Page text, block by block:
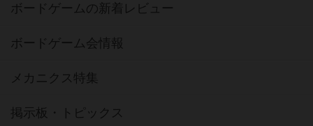
ボードゲームの新着レビュー
ボードゲーム会情報
メカニクス特集
掲示板・トピックス